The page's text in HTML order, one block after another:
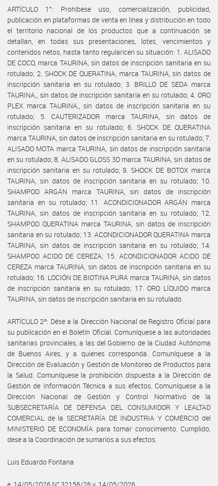
ARTÍCULO 1°: Prohíbese uso, comercialización, publicidad,
publicación en plataformas de venta en línea y distribución en todo
el territorio nacional de los productos que a continuación se
detallan, en todas sus presentaciones, lotes, vencimientos y
contenidos netos, hasta tanto regularicen su situación: 1. ALISADO
DE COCO, marca TAURINA, sin datos de inscripción sanitaria en su
rotulado; 2. SHOCK DE QUERATINA, marca TAURINA, sin datos de
inscripción sanitaria en su rotulado; 3. BRILLO DE SEDA marca
TAURINA,, sin datos de inscripción sanitaria en su rotulado; 4. ORO
PLEX marca TAURINA,, sin datos de inscripción sanitaria en su
rotulado; 5. CAUTERIZADOR marca TAURINA, sin datos de
inscripción sanitaria en su rotulado; 6. SHOCK DE QUERATINA
marca TAURINA, sin datos de inscripción sanitaria en su rotulado; 7.
ALISADO MOTA marca TAURINA, sin datos de inscripción sanitaria
en su rotulado; 8. ALISADO GLOSS 3D marca TAURINA, sin datos de
inscripción sanitaria en su rotulado; 9. SHOCK DE BOTOX marca
TAURINA, sin datos de inscripción sanitaria en su rotulado; 10.
SHAMPOO ARGÁN marca TAURINA, sin datos de inscripción
sanitaria en su rotulado; 11. ACONDICIONADOR ARGÁN marca
TAURINA, sin datos de inscripción sanitaria en su rotulado; 12.
SHAMPOO QUERATINA marca TAURINA, sin datos de inscripción
sanitaria en su rotulado; 13. ACONDICIONADOR QUERATINA marca
TAURINA, sin datos de inscripción sanitaria en su rotulado; 14.
SHAMPOO ACIDO DE CEREZA; 15. ACONDICIONADOR ACIDO DE
CEREZA marca TAURINA, sin datos de inscripción sanitaria en su
rotulado; 16. LOCIÓN DE BIOTINA PURA marca TAURINA, sin datos
de inscripción sanitaria en su rotulado; 17. ORO LÍQUIDO marca
TAURINA, sin datos de inscripción sanitaria en su rotulado.
ARTÍCULO 2º: Dése a la Dirección Nacional de Registro Oficial para
su publicación en el Boletín Oficial. Comuníquese a las autoridades
sanitarias provinciales, a las del Gobierno de la Ciudad Autónoma
de Buenos Aires, y a quienes corresponda. Comuníquese a la
Dirección de Evaluación y Gestión de Monitoreo de Productos para
la Salud. Comuníquese la prohibición dispuesta a la Dirección de
Gestión de Información Técnica a sus efectos. Comuníquese a la
Dirección Nacional de Gestión y Control Normativo de la
SUBSECRETARÍA DE DEFENSA DEL CONSUMIDOR Y LEALTAD
COMERCIAL de la SECRETARÍA DE INDUSTRIA Y COMERCIO del
MINISTERIO DE ECONOMÍA para tomar conocimiento. Cumplido,
dese a la Coordinación de sumarios a sus efectos.
Luis Eduardo Fontana
e. 14/05/2026 N° 32156/26 v. 14/05/2026